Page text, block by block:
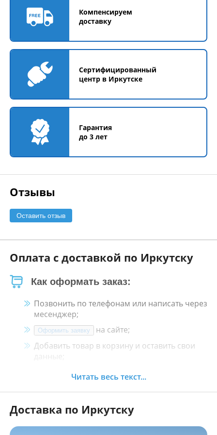
Компенсируем
доставку
Сертифицированный
центр в Иркутске
Гарантия
до 3 лет
Отзывы
Оставить отзыв
Оплата с доставкой по Иркутску
Как оформать заказ:
Позвонить по телефонам или написать через
месенджер;
Оформить заявку
на сайте;
Добавить товар в корзину и оставить свои
данные;
Менеджер свяжется с Вами в течение 30
Как оплатить:
Наличными, пластиковой картой, кредитной
Читать весь текст...
Доставка по Иркутску